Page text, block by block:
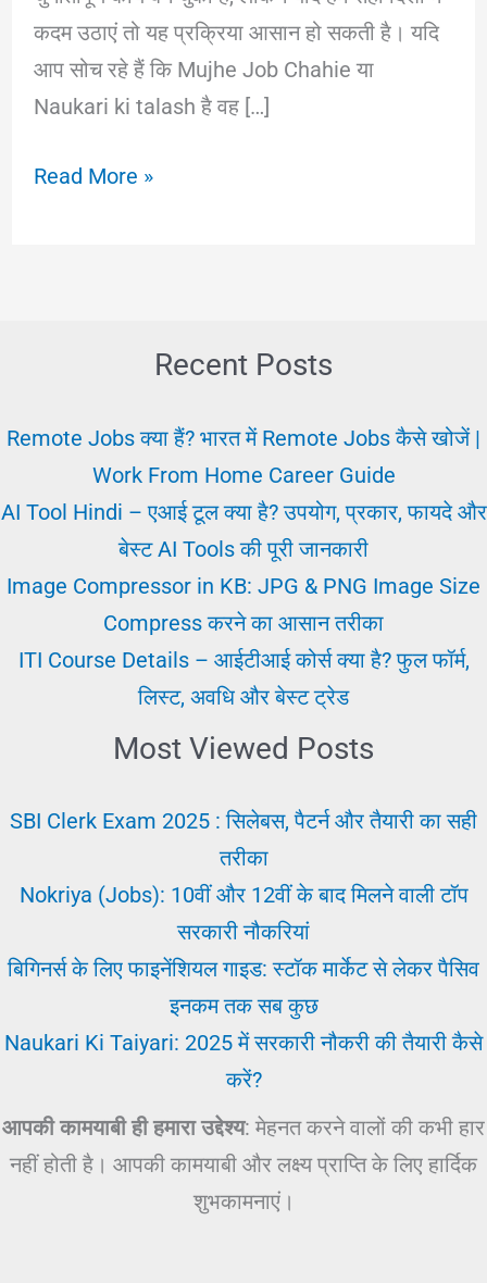
कदम उठाएं तो यह प्रक्रिया आसान हो सकती है। यदि
आप सोच रहे हैं कि Mujhe Job Chahie या
Naukari ki talash है वह […]
Mujhe
जॉब
तलाश
करे
Read More »
Recent Posts
Remote Jobs क्या हैं? भारत में Remote Jobs कैसे खोजें |
Work From Home Career Guide
AI Tool Hindi – एआई टूल क्या है? उपयोग, प्रकार, फायदे और
बेस्ट AI Tools की पूरी जानकारी
Image Compressor in KB: JPG & PNG Image Size
Compress करने का आसान तरीका
ITI Course Details – आईटीआई कोर्स क्या है? फुल फॉर्म,
लिस्ट, अवधि और बेस्ट ट्रेड
Most Viewed Posts
SBI Clerk Exam 2025 : सिलेबस, पैटर्न और तैयारी का सही
तरीका
Nokriya (Jobs): 10वीं और 12वीं के बाद मिलने वाली टॉप
सरकारी नौकरियां
बिगिनर्स के लिए फाइनेंशियल गाइड: स्टॉक मार्केट से लेकर पैसिव
इनकम तक सब कुछ
Naukari Ki Taiyari: 2025 में सरकारी नौकरी की तैयारी कैसे
करें?
आपकी कामयाबी ही हमारा उद्देश्य: मेहनत करने वालों की कभी हार
नहीं होती है। आपकी कामयाबी और लक्ष्य प्राप्ति के लिए हार्दिक
शुभकामनाएं।